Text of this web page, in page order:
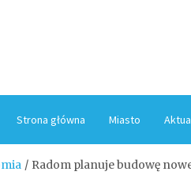
Strona główna Miasto
Radom planuje budowę